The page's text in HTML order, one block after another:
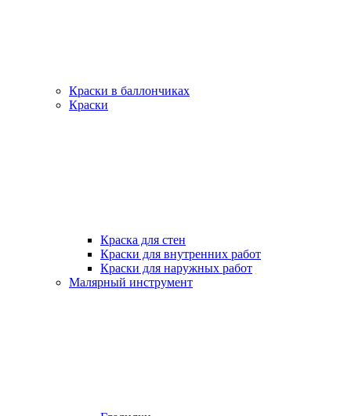
Краски в баллончиках
Краски
Краска для стен
Краски для внутренних работ
Краски для наружных работ
Малярный инструмент